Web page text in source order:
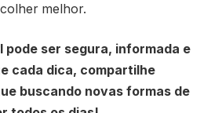
melhor.
pode ser segura, informada e
cada dica, compartilhe
buscando novas formas de